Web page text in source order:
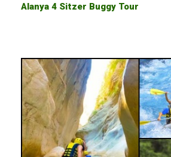
Alanya 4 Sitzer Buggy Tour